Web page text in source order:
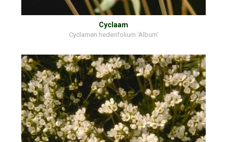
Cyclaam
Cyclamen hederifolium 'Album'